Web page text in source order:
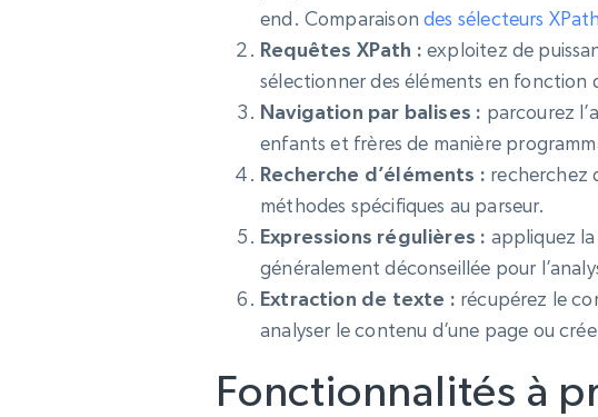
end. Comparaisondes sélecteurs
Requêtes XPath : exploitez de
sélectionner des éléments en
Navigation par balises : parcourez
enfants et frères de manière
Recherche d’éléments : recherchez
méthodes spécifiques au parseur.
Expressions régulières : appliquez
généralement déconseillée pour
Extraction de texte : récupérez le
analyser le contenu d’une page ou
Fonctionnalités à